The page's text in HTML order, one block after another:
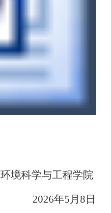
环境科学与工程学院
2026年5月 8 日